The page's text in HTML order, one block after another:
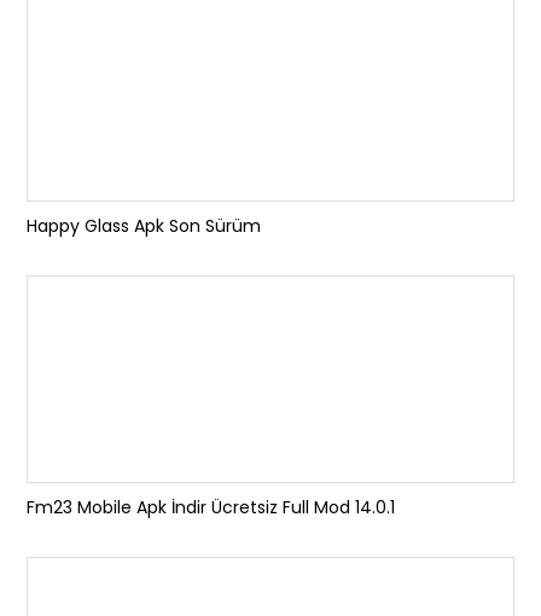
Happy Glass Apk Son Sürüm
Fm23 Mobile Apk İndir Ücretsiz Full Mod 14.0.1